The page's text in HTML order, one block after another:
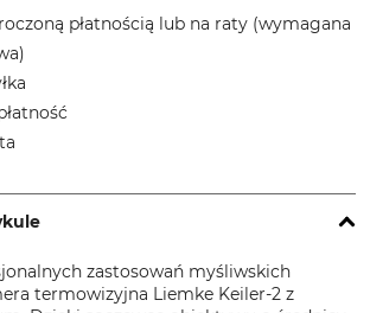
płatnością lub na raty (wymagana
zastosowań myśliwskich
termowizyjna Liemke Keiler-2 z